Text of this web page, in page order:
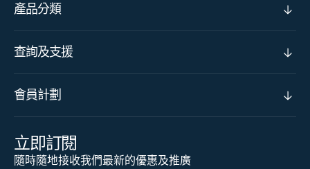
產品分類
查詢及支援
會員計劃
立即訂閱
隨時隨地接收我們最新的優惠及推廣